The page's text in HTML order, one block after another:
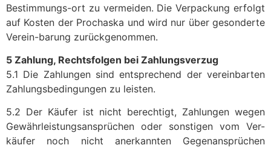
Bestimmungs-ort zu vermeiden. Die Verpackung erfolgt
auf Kosten der Prochaska und wird nur über gesonderte
Verein-barung zurückgenommen.
5 Zahlung, Rechtsfolgen bei Zahlungsverzug
5.1 Die Zahlungen sind entsprechend der vereinbarten
Zahlungsbedingungen zu leisten.
5.2 Der Käufer ist nicht berechtigt, Zahlungen wegen
Gewährleistungsansprüchen oder sonstigen vom Ver-
käufer noch nicht anerkannten Gegenansprüchen